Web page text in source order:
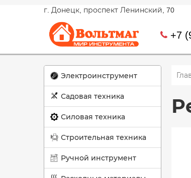
г. Донецк, проспект Ленинский, 70
+7
Электроинструмент
Садовая техника
Силовая техника
Строительная техника
Ручной инструмент